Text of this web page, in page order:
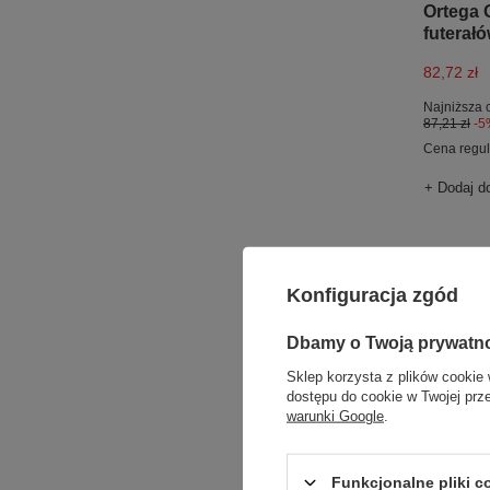
Ortega
82,72 zł
Najniższa
87,21 zł -
Cena
+ Dodaj
Konfiguracja zgód
Dbamy o Twoją
Sklep korzysta z plików cookie
dostępu do cookie w Twojej
warunki Google
Funkcjonalne pliki